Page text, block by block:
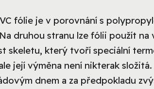
fólie je v porovnání s
druhou stranu lze fólii použít
skeletu, který tvoří speciální
její výměna není nikterak
dnem a za předpokladu